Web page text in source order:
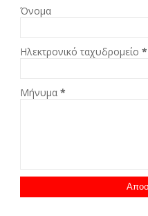
Όνομα
Ηλεκτρονικό ταχυδρομείο*
Μήνυμα*